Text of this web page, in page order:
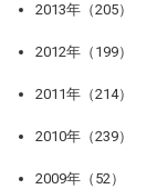
2013年（205）
2012年（199）
2011年（214）
2010年（239）
2009年（52）